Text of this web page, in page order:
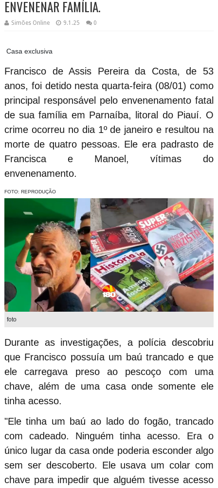
ENVENENAR FAMÍLIA.
Simões Online 9.1.25 0
Casa exclusiva
Francisco de Assis Pereira da Costa, de 53
anos, foi detido nesta quarta-feira (08/01) como
principal responsável pelo envenenamento fatal
de sua família em Parnaíba, litoral do Piauí. O
crime ocorreu no dia 1º de janeiro e resultou na
morte de quatro pessoas. Ele era padrasto de
Francisca e Manoel, vítimas do
envenenamento.
FOTO: REPRODUÇÃO
foto
Durante as investigações, a polícia descobriu
que Francisco possuía um baú trancado e que
ele carregava preso ao pescoço com uma
chave, além de uma casa onde somente ele
tinha acesso.
"Ele tinha um baú ao lado do fogão, trancado
com cadeado. Ninguém tinha acesso. Era o
único lugar da casa onde poderia esconder algo
sem ser descoberto. Ele usava um colar com
chave para impedir que alguém tivesse acesso